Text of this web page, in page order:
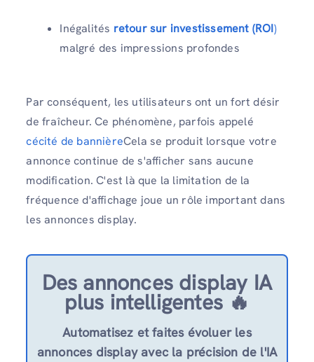
Inégalités retour sur investissement (ROI)
malgré des impressions profondes
Par conséquent, les utilisateurs ont un fort désir
de fraîcheur. Ce phénomène, parfois appelé
cécité de bannièreCela se produit lorsque votre
annonce continue de s'afficher sans aucune
modification. C'est là que la limitation de la
fréquence d'affichage joue un rôle important dans
les annonces display.
Des annonces display IA
plus intelligentes 🔥
Automatisez et faites évoluer les
annonces display avec la précision de l'IA